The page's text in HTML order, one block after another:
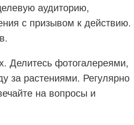
аудиторию,
с призывом к действию.
Делитесь фотогалереями,
за растениями. Регулярно
на вопросы и